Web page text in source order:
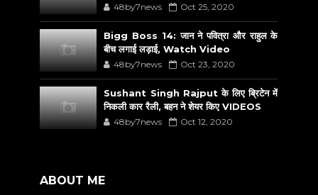
48by7news Oct 25, 2020
Bigg Boss 14: जान ने पवित्रा और राहुल के
बीच लगाई लड़ाई, Watch Video
48by7news Oct 23, 2020
Sushant Singh Rajput के लिए ब्रिटेन में
निकली कार रैली, बहन ने शेयर किए VIDEOS
48by7news Oct 12, 2020
ABOUT ME